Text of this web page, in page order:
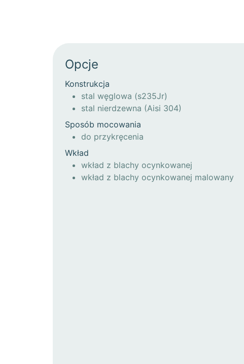
Opcje
Konstrukcja
stal węglowa (s235Jr)
stal nierdzewna (Aisi 304)
Sposób mocowania
do przykręcenia
Wkład
wkład z blachy ocynkowanej
wkład z blachy ocynkowanej malowany